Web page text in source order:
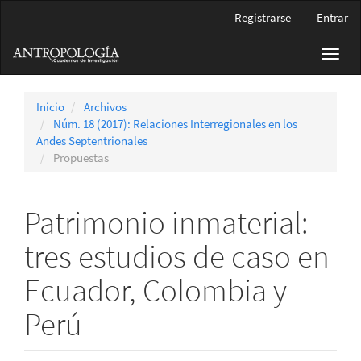
principal
Barra
Registrarse Entrar
Inicio
Archivos
Núm. 18 (2017): Relaciones Interregionales en los
Andes Septentrionales
Propuestas
Patrimonio inmaterial:
tres estudios de caso en
Ecuador, Colombia y
Perú